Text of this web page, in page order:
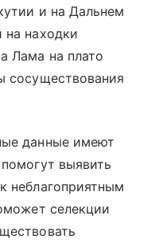
и на Дальнем
на находки
Лама на плато
сосуществования
данные имеют
выявить
неблагоприятным
селекции